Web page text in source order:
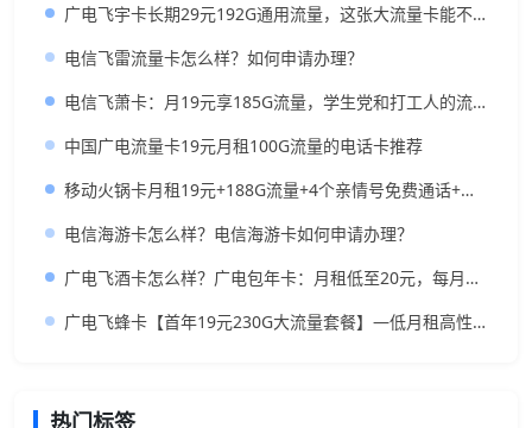
广电飞宇卡长期29元192G通用流量，这张大流量卡能不能冲？
电信飞雷流量卡怎么样？如何申请办理？
电信飞萧卡：月19元享185G流量，学生党和打工人的流量福音
中国广电流量卡19元月租100G流量的电话卡推荐
移动火锅卡月租19元+188G流量+4个亲情号免费通话+首月免租
电信海游卡怎么样？电信海游卡如何申请办理？
广电飞酒卡怎么样？广电包年卡：月租低至20元，每月350G全国流量+200分钟免费通话，长期套餐
广电飞蜂卡【首年19元230G大流量套餐】—低月租高性价比流量卡推荐
热门标签